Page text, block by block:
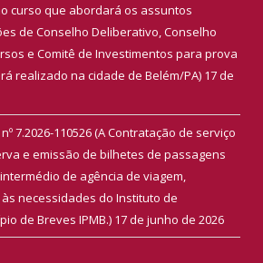
curso que abordará os assuntos
de Conselho Deliberativo, Conselho
e Comitê de Investimentos para prova
realizado na cidade de Belém/PA) 17 de
7.2026-110526 (A Contratação de serviço
e emissão de bilhetes de passagens
de agência de viagem,
necessidades do Instituto de
de Breves IPMB.) 17 de junho de 2026